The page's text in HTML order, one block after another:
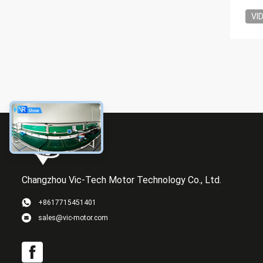
Changzhou Vic-Tech Motor Technology Co., Ltd.
+8617715451401
sales@vic-motor.com